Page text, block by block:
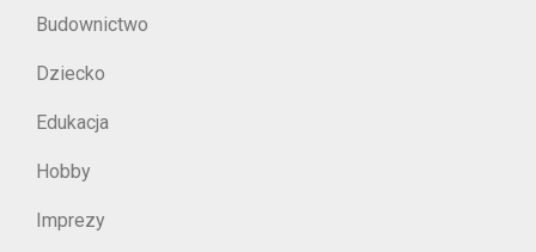
Budownictwo
Dziecko
Edukacja
Hobby
Imprezy